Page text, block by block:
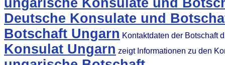
ungarische Konsulate und
Deutsche Konsulate und
Botschaft Ungarn Kontaktdaten der Botschaft
Konsulat Ungarn zeigt Informationen zu den